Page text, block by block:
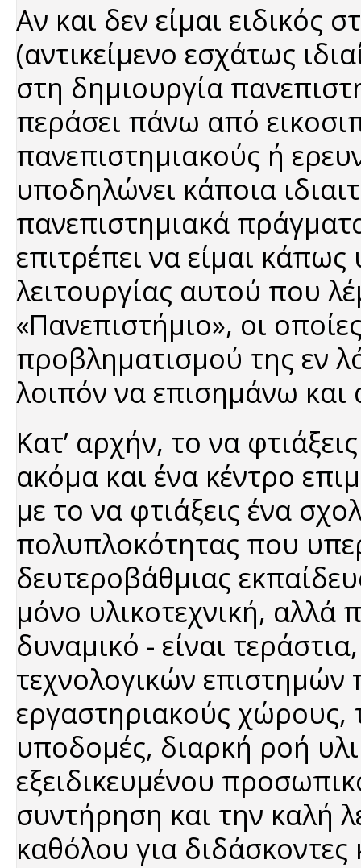
Αν και δεν είμαι ειδικός
(αντικείμενο εσχάτως
στη δημιουργία
περάσει πάνω από
πανεπιστημιακούς ή
υποδηλώνει κάποια
πανεπιστημιακά
επιτρέπει να είμαι
λειτουργίας αυτού που
«Πανεπιστήμιο», οι
προβληματισμού της εν
λοιπόν να επισημάνω και
Κατ’ αρχήν, το να
ακόμα και ένα κέντρο
με το να φτιάξεις ένα
πολυπλοκότητας που
δευτεροβάθμιας
μόνο υλικοτεχνική,
δυναμικό - είναι
τεχνολογικών επιστημών
εργαστηριακούς χώρους,
υποδομές, διαρκή ροή
εξειδικευμένου
συντήρηση και την καλή
καθόλου για